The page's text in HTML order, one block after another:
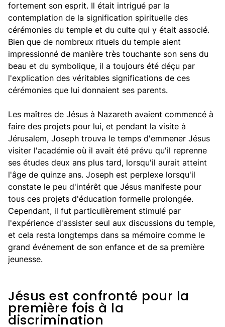
fortement son esprit. Il était intrigué par la
contemplation de la signification spirituelle des
cérémonies du temple et du culte qui y était associé.
Bien que de nombreux rituels du temple aient
impressionné de manière très touchante son sens du
beau et du symbolique, il a toujours été déçu par
l'explication des véritables significations de ces
cérémonies que lui donnaient ses parents.
Les maîtres de Jésus à Nazareth avaient commencé à
faire des projets pour lui, et pendant la visite à
Jérusalem, Joseph trouva le temps d'emmener Jésus
visiter l'académie où il avait été prévu qu'il reprenne
ses études deux ans plus tard, lorsqu'il aurait atteint
l'âge de quinze ans. Joseph est perplexe lorsqu'il
constate le peu d'intérêt que Jésus manifeste pour
tous ces projets d'éducation formelle prolongée.
Cependant, il fut particulièrement stimulé par
l'expérience d'assister seul aux discussions du temple,
et cela resta longtemps dans sa mémoire comme le
grand événement de son enfance et de sa première
jeunesse.
Jésus est confronté pour la
première fois à la
discrimination